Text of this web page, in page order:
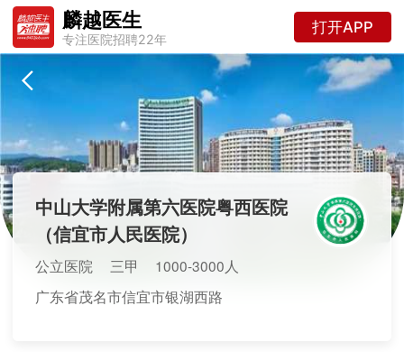
麟越医生
专注医院招聘22年
打开APP
中山大学附属第六医院粤西医院
（信宜市人民医院）
公立医院 三甲
1000-3000人
广东省茂名市信宜市银湖西路